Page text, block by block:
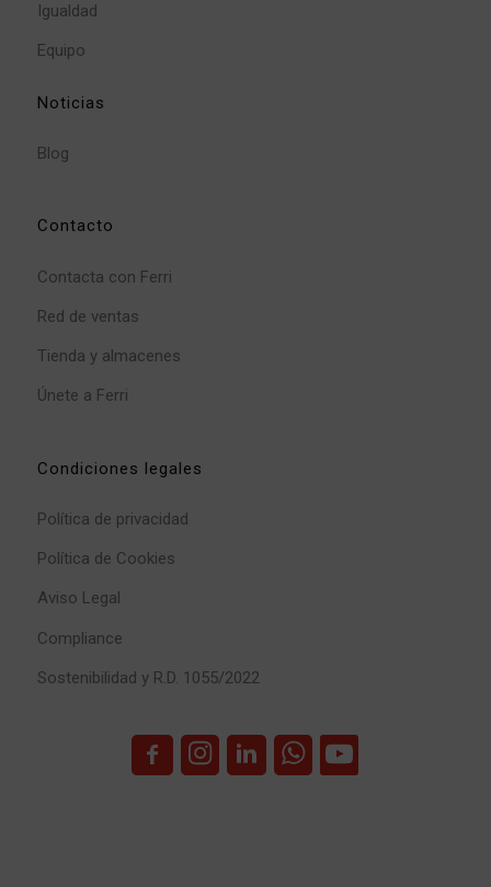
Igualdad
Equipo
Noticias
Blog
Contacto
Contacta con Ferri
Red de ventas
Tienda y almacenes
Únete a Ferri
Condiciones legales
Política de privacidad
Política de Cookies
Aviso Legal
Compliance
Sostenibilidad y R.D. 1055/2022